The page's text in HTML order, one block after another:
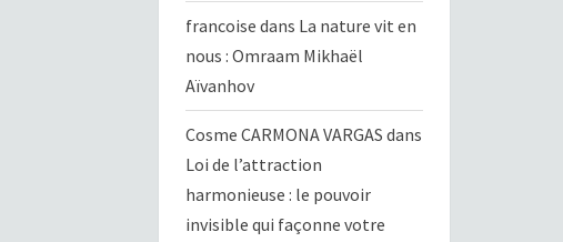
francoise dans La nature vit en
nous : Omraam Mikhaël
Aïvanhov
Cosme CARMONA VARGAS dans
Loi de l’attraction
harmonieuse : le pouvoir
invisible qui façonne votre